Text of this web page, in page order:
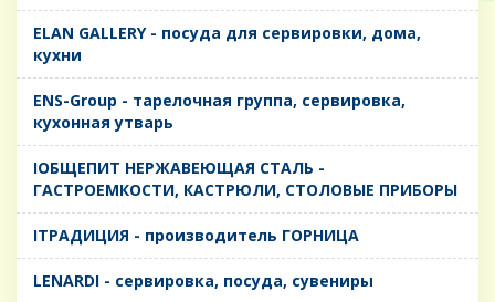
ELAN GALLERY - посуда для сервировки, дома,
кухни
ENS-Group - тарелочная группа, сервировка,
кухонная утварь
IОБЩЕПИТ НЕРЖАВЕЮЩАЯ СТАЛЬ -
ГАСТРОЕМКОСТИ, КАСТРЮЛИ, СТОЛОВЫЕ ПРИБОРЫ
IТРАДИЦИЯ - производитель ГОРНИЦА
LENARDI - сервировка, посуда, сувениры